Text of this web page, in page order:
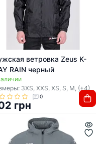
ветровка Zeus K-
RAIN черный
3XS, XXS, XS, S, M, (+4)
0
грн